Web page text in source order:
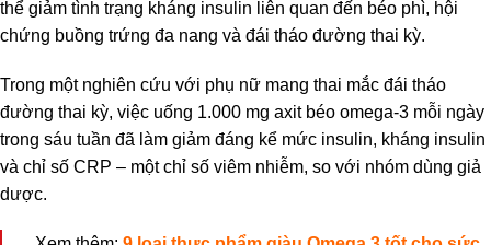
thể giảm tình trạng kháng insulin liên quan đến béo phì, hội
chứng buồng trứng đa nang và đái tháo đường thai kỳ.
Trong một nghiên cứu với phụ nữ mang thai mắc đái tháo
đường thai kỳ, việc uống 1.000 mg axit béo omega-3 mỗi ngày
trong sáu tuần đã làm giảm đáng kể mức insulin, kháng insulin
và chỉ số CRP – một chỉ số viêm nhiễm, so với nhóm dùng giả
dược.